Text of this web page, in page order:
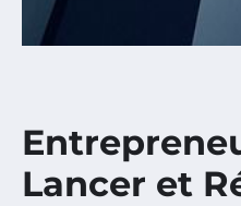
Lancer et